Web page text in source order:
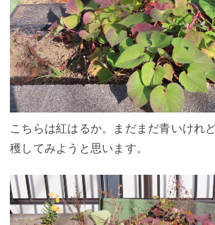
こちらは紅はるか。まだまだ青いけれ
穫してみようと思います。